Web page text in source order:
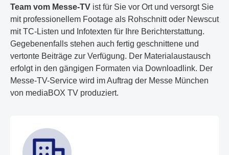
Team vom Messe-TV ist für Sie vor Ort und versorgt Sie
mit professionellem Footage als Rohschnitt oder Newscut
mit TC-Listen und Infotexten für Ihre Berichterstattung.
Gegebenenfalls stehen auch fertig geschnittene und
vertonte Beiträge zur Verfügung. Der Materialaustausch
erfolgt in den gängigen Formaten via Downloadlink. Der
Messe-TV-Service wird im Auftrag der Messe München
von mediaBOX TV produziert.